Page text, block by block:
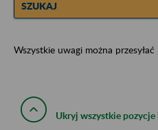
SZUKAJ
Wszystkie uwagi można przesyłać
Ukryj wszystkie pozycje